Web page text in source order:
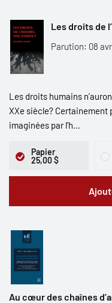
Les droits de
Parution: 08
Les droits humains
XXe siècle? Certainement
imaginées par l’h...
Papier
25,00 $
Au cœur des chaînes